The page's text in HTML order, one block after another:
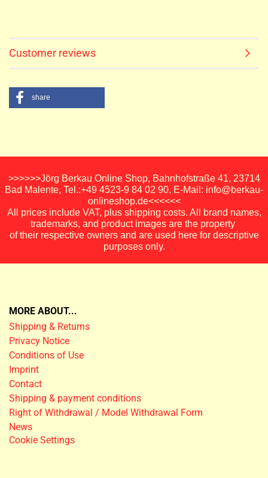
Customer reviews
share
>>>>>>Jörg Berkau Online Shop, Bahnhofstraße 41, 23714
Bad Malente, Tel.:+49 4523-9 84 02 90, E-Mail: info@berkau-
onlineshop.de<<<<<<
All prices include VAT, plus shipping costs. All brand names,
trademarks, and product images are the property
of their respective owners and are used here for descriptive
purposes only.
MORE ABOUT...
Shipping & Returns
Privacy Notice
Conditions of Use
Imprint
Contact
Shipping & payment conditions
Right of Withdrawal / Model Withdrawal Form
News
Cookie Settings